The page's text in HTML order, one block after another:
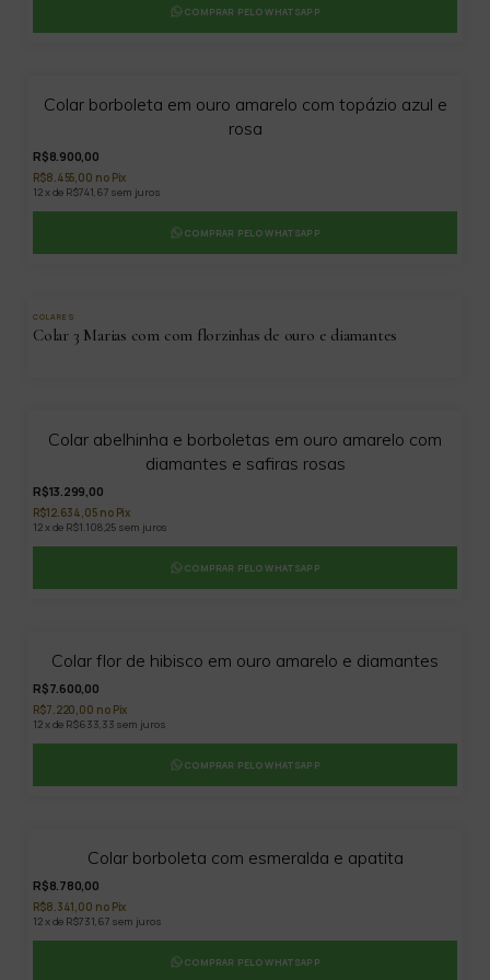
COMPRAR PELO WHATSAPP
Colar borboleta em ouro amarelo com topázio azul e
rosa
R$8.900,00
R$8.455,00 no Pix
12 x de R$741,67 sem juros
COMPRAR PELO WHATSAPP
COLARES
Colar 3 Marias com com florzinhas de ouro e diamantes
Colar abelhinha e borboletas em ouro amarelo com
diamantes e safiras rosas
R$13.299,00
R$12.634,05 no Pix
12 x de R$1.108,25 sem juros
COMPRAR PELO WHATSAPP
Colar flor de hibisco em ouro amarelo e diamantes
R$7.600,00
R$7.220,00 no Pix
12 x de R$633,33 sem juros
COMPRAR PELO WHATSAPP
Colar borboleta com esmeralda e apatita
R$8.780,00
R$8.341,00 no Pix
12 x de R$731,67 sem juros
COMPRAR PELO WHATSAPP